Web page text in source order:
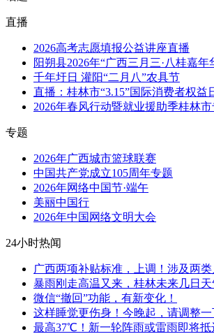
直播
2026高考志愿填报公益讲座直播
阳朔县2026年“广西三月三·八桂嘉
千年圩日 灌阳“二月八”农具节
直播：桂林市“3.15”国际消费者权
2026年春风行动暨就业援助季桂林
专题
2026年广西城市篮球联赛
中国共产党成立105周年专题
2026年网络中国节·端午
美丽中国行
2026年中国网络文明大会
24小时热闻
广西两项补贴标准，上调！涉及两
暴雨刚走高温又来，桂林未来几日
微信“撤回”功能，有新变化！
这样睡觉更伤身！今晚起，请调整
最高37℃！新一轮阵雨或雷雨即将抵